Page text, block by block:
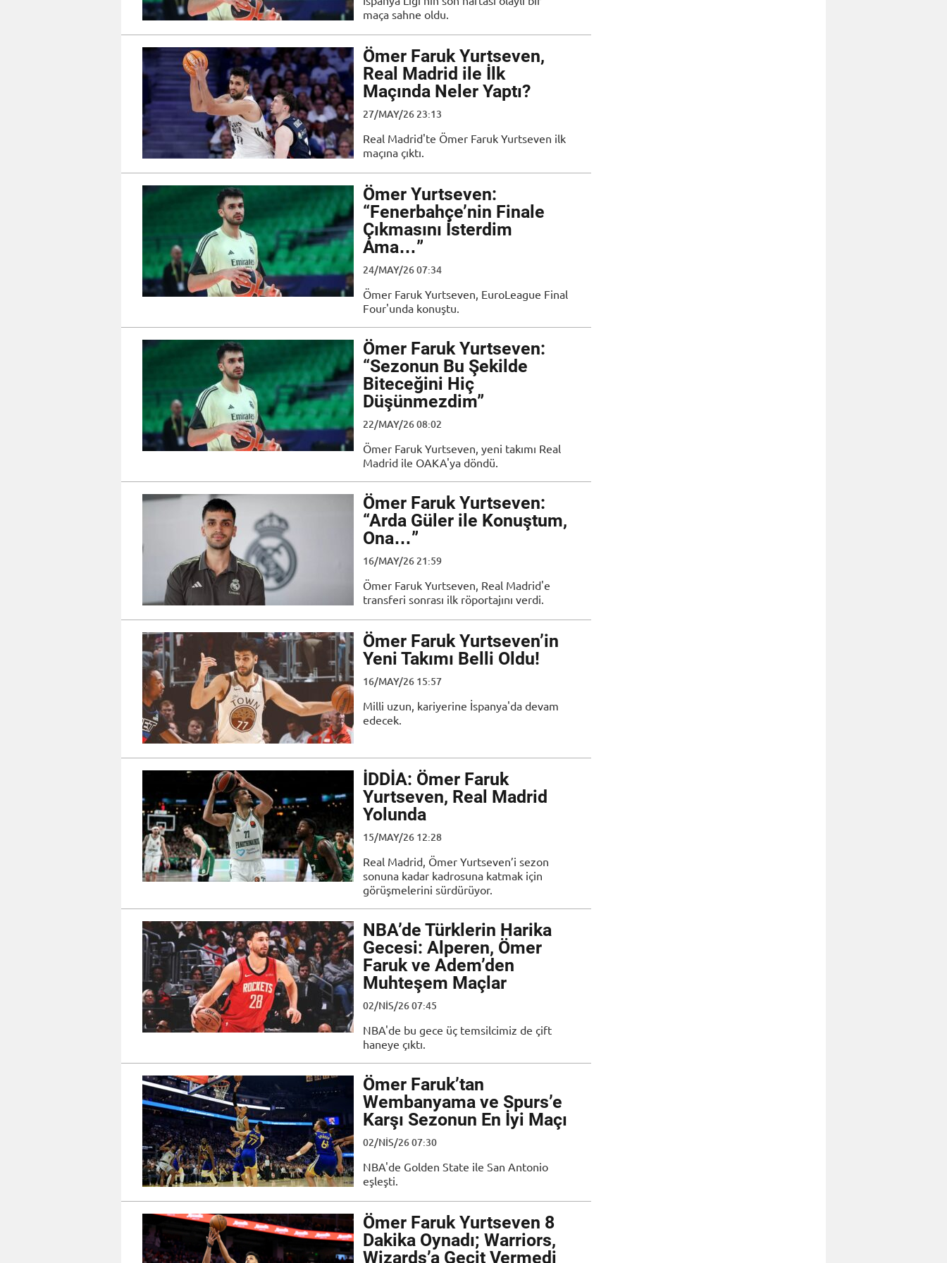
maça sahne oldu.
Ömer Faruk Yurtseven,
Real Madrid ile İlk
Maçında Neler Yaptı?
27/MAY/26 23:13
Real Madrid'te Ömer Faruk Yurtseven ilk
maçına çıktı.
Ömer Yurtseven:
“Fenerbahçe’nin Finale
Çıkmasını İsterdim
Ama…”
24/MAY/26 07:34
Ömer Faruk Yurtseven, EuroLeague Final
Four'unda konuştu.
Ömer Faruk Yurtseven:
“Sezonun Bu Şekilde
Biteceğini Hiç
Düşünmezdim”
22/MAY/26 08:02
Ömer Faruk Yurtseven, yeni takımı Real
Madrid ile OAKA'ya döndü.
Ömer Faruk Yurtseven:
“Arda Güler ile Konuştum,
Ona…”
16/MAY/26 21:59
Ömer Faruk Yurtseven, Real Madrid'e
transferi sonrası ilk röportajını verdi.
Ömer Faruk Yurtseven’in
Yeni Takımı Belli Oldu!
16/MAY/26 15:57
Milli uzun, kariyerine İspanya'da devam
edecek.
İDDİA: Ömer Faruk
Yurtseven, Real Madrid
Yolunda
15/MAY/26 12:28
Real Madrid, Ömer Yurtseven’i sezon
sonuna kadar kadrosuna katmak için
görüşmelerini sürdürüyor.
NBA’de Türklerin Harika
Gecesi: Alperen, Ömer
Faruk ve Adem’den
Muhteşem Maçlar
02/NIS/26 07:45
NBA'de bu gece üç temsilcimiz de çift
haneye çıktı.
Ömer Faruk’tan
Wembanyama ve Spurs’e
Karşı Sezonun En İyi Maçı
02/NIS/26 07:30
NBA'de Golden State ile San Antonio
eşleşti.
Ömer Faruk Yurtseven 8
Dakika Oynadı; Warriors,
Wizards’a Geçit Vermedi